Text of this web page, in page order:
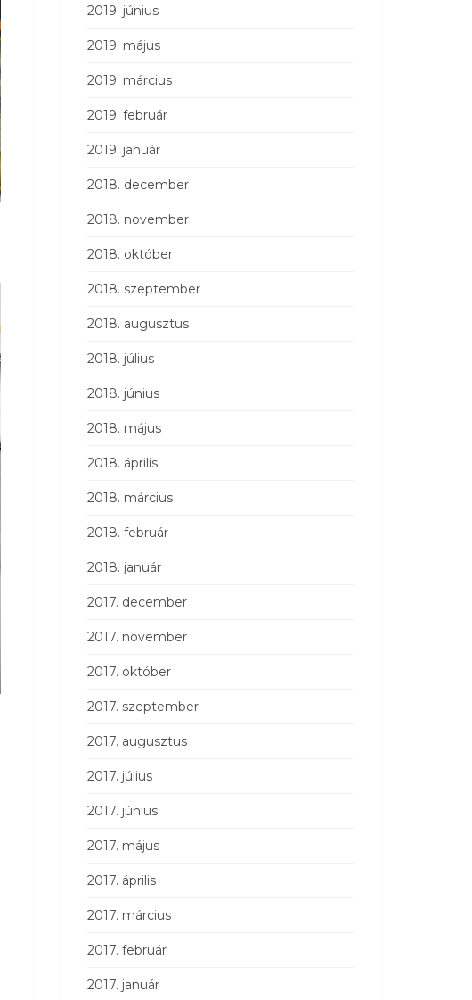
2019. június
2019. május
2019. március
2019. február
2019. január
2018. december
2018. november
2018. október
2018. szeptember
2018. augusztus
2018. július
2018. június
2018. május
2018. április
2018. március
2018. február
2018. január
2017. december
2017. november
2017. október
2017. szeptember
2017. augusztus
2017. július
2017. június
2017. május
2017. április
2017. március
2017. február
2017. január